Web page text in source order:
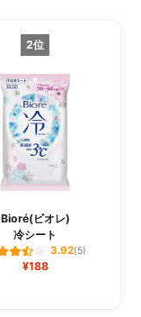
2位
Bioré(ビオレ)
冷シート
3.92(5)
¥188